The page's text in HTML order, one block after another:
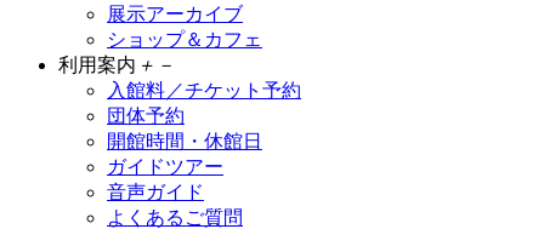
展示アーカイブ
ショップ＆カフェ
利用案内 ＋ －
入館料／チケット予約
団体予約
開館時間・休館日
ガイドツアー
音声ガイド
よくあるご質問